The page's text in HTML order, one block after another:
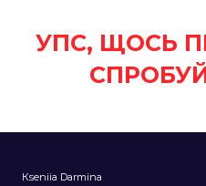
УПС, ЩОСЬ
Кseniia Darmina